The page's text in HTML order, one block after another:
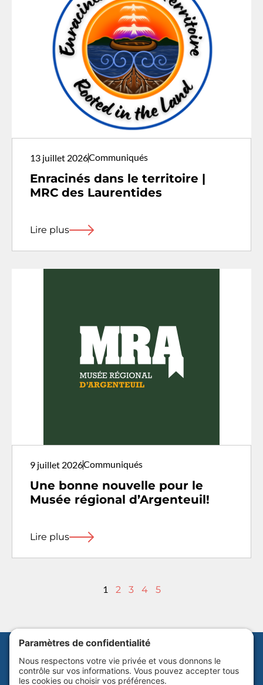
13 juillet 2026Communiqués
Enracinés dans le territoire |
MRC des Laurentides
Lire plus
9 juillet 2026Communiqués
Une bonne nouvelle pour le
Musée régional d’Argenteuil!
Lire plus
1 2 3 4 5